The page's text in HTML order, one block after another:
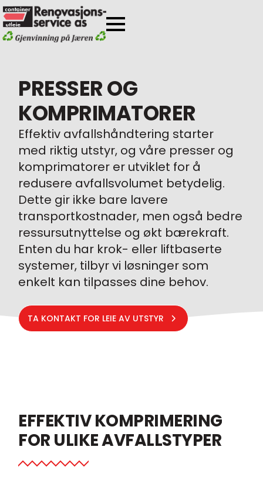
PRESSER OG
KOMPRIMATORER
Effektiv avfallshåndtering starter
med riktig utstyr, og våre presser og
komprimatorer er utviklet for å
redusere avfallsvolumet betydelig.
Dette gir ikke bare lavere
transportkostnader, men også bedre
ressursutnyttelse og økt bærekraft.
Enten du har krok- eller liftbaserte
systemer, tilbyr vi løsninger som
enkelt kan tilpasses dine behov.
TA KONTAKT FOR LEIE AV UTSTYR
EFFEKTIV KOMPRIMERING
FOR ULIKE AVFALLSTYPER